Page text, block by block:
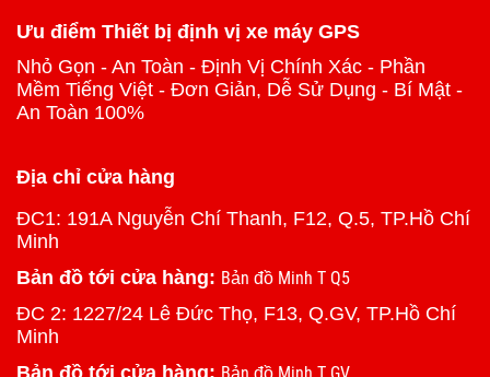
Ưu điểm Thiết bị định vị xe máy GPS
Nhỏ Gọn - An Toàn - Định Vị Chính Xác - Phần
Mềm Tiếng Việt - Đơn Giản, Dễ Sử Dụng - Bí Mật -
An Toàn 100%
Địa chỉ cửa hàng
ĐC1: 191A Nguyễn Chí Thanh, F12, Q.5, TP.Hồ Chí
Minh
Bản đồ tới cửa hàng: Bản đồ Minh T Q5
ĐC 2: 1227/24 Lê Đức Thọ, F13, Q.GV, TP.Hồ Chí
Minh
Bản đồ tới cửa hàng: